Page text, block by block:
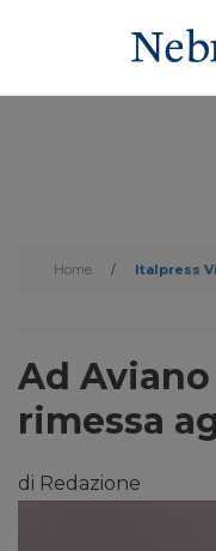
Home / Italpress
Ad
rimessa
di Redazione